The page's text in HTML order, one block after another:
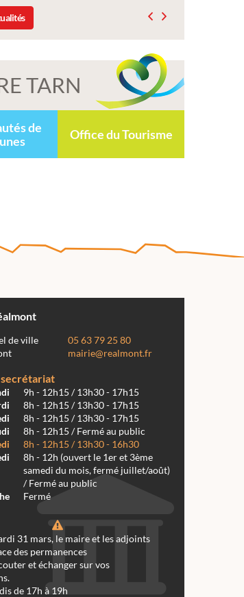
TARN
de
Office du Tourisme
de ville
05 63 79 25 80
mairie@realmont.fr
9h - 12h15 / 13h30 - 17h15
8h - 12h15 / 13h30 - 17h15
8h - 12h15 / 13h30 - 17h15
8h - 12h15 / Fermé au public
8h - 12h15 / 13h30 - 16h30
8h - 12h (ouvert le 1er et 3ème
samedi du mois, fermé juillet/août)
/ Fermé au public
Fermé
31 mars, le maire et les adjoints
des permanences
et échanger sur vos
de 17h à 19h